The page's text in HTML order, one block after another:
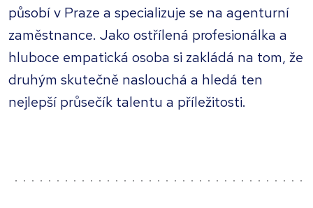
působí v Praze a specializuje se na agenturní
zaměstnance. Jako ostřílená profesionálka a
hluboce empatická osoba si zakládá na tom, že
druhým skutečně naslouchá a hledá ten
nejlepší průsečík talentu a příležitosti.